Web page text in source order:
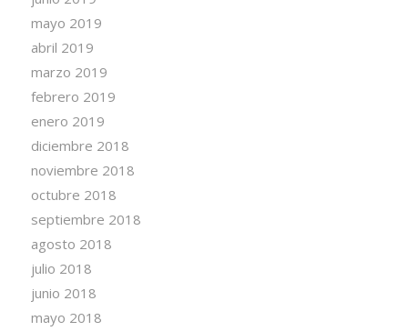
mayo 2019
abril 2019
marzo 2019
febrero 2019
enero 2019
diciembre 2018
noviembre 2018
octubre 2018
septiembre 2018
agosto 2018
julio 2018
junio 2018
mayo 2018